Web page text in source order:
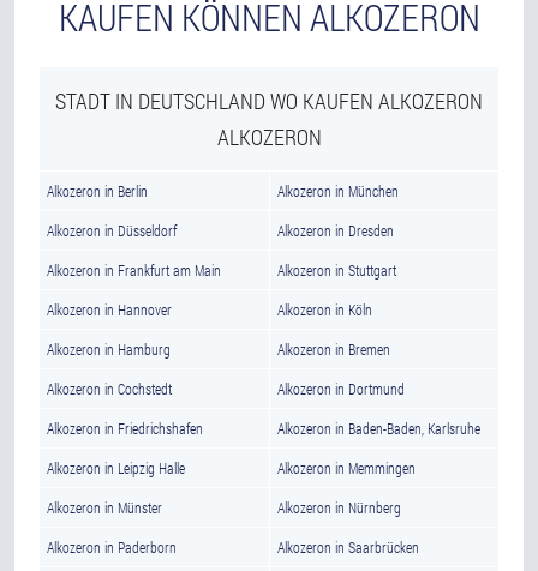
KAUFEN KÖNNEN ALKOZERON
STADT IN DEUTSCHLAND WO KAUFEN ALKOZERON
ALKOZERON
Alkozeron in Berlin Alkozeron in München
Alkozeron in Düsseldorf Alkozeron in Dresden
Alkozeron in Frankfurt am Main Alkozeron in Stuttgart
Alkozeron in Hannover Alkozeron in Köln
Alkozeron in Hamburg Alkozeron in Bremen
Alkozeron in Cochstedt Alkozeron in Dortmund
Alkozeron in Friedrichshafen Alkozeron in Baden-Baden, Karlsruhe
Alkozeron in Leipzig Halle Alkozeron in Memmingen
Alkozeron in Münster Alkozeron in Nürnberg
Alkozeron in Paderborn Alkozeron in Saarbrücken